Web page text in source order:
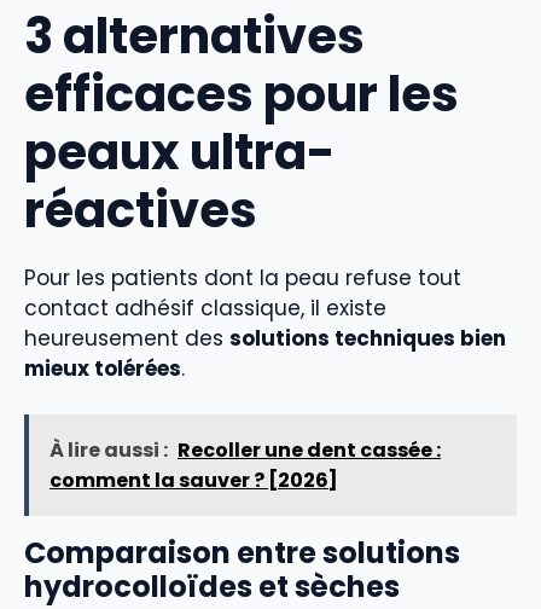
3 alternatives
efficaces pour les
peaux ultra-
réactives
Pour les patients dont la peau refuse tout
contact adhésif classique, il existe
heureusement des solutions techniques bien
mieux tolérées.
À lire aussi : Recoller une dent cassée :
comment la sauver ? [2026]
Comparaison entre solutions
hydrocolloïdes et sèches